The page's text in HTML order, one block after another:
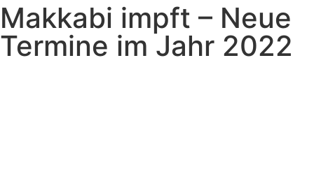
Makkabi impft – Neue
Termine im Jahr 2022